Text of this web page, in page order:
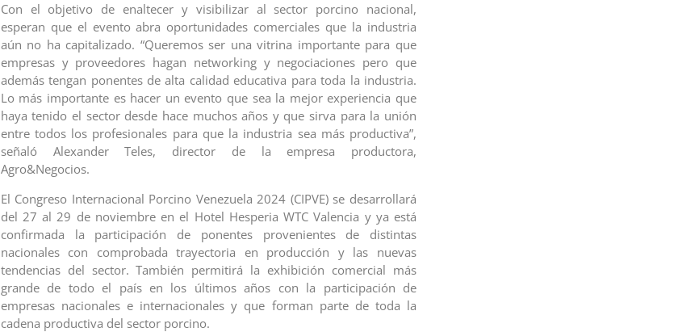
Con el objetivo de enaltecer y visibilizar al sector porcino nacional,
esperan que el evento abra oportunidades comerciales que la industria
aún no ha capitalizado. “Queremos ser una vitrina importante para que
empresas y proveedores hagan networking y negociaciones pero que
además tengan ponentes de alta calidad educativa para toda la industria.
Lo más importante es hacer un evento que sea la mejor experiencia que
haya tenido el sector desde hace muchos años y que sirva para la unión
entre todos los profesionales para que la industria sea más productiva”,
señaló Alexander Teles, director de la empresa productora,
Agro&Negocios.
El Congreso Internacional Porcino Venezuela 2024 (CIPVE) se desarrollará
del 27 al 29 de noviembre en el Hotel Hesperia WTC Valencia y ya está
confirmada la participación de ponentes provenientes de distintas
nacionales con comprobada trayectoria en producción y las nuevas
tendencias del sector. También permitirá la exhibición comercial más
grande de todo el país en los últimos años con la participación de
empresas nacionales e internacionales y que forman parte de toda la
cadena productiva del sector porcino.